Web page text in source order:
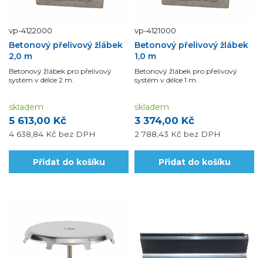
vp-4122000
Betonový přelivový žlábek
2,0 m
Betonový žlábek pro přelivový
systém v délce 2 m.
5 613,00 Kč
4 638,84 Kč bez DPH
skladem
Přidat do košíku
vp-4121000
Betonový přelivový žlábek
1,0 m
Betonový žlábek pro přelivový
systém v délce 1 m.
3 374,00 Kč
2 788,43 Kč bez DPH
skladem
Přidat do košíku